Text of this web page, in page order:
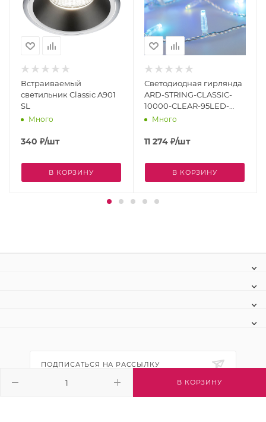
В КОРЗИНУ
Встраиваемый
светильник Classic A901
SL
Много
340 ₽/шт
В КОРЗИНУ
Светодиодная гирлянда
ARD-STRING-CLASSIC-
10000-CLEAR-95LED-
LIVE RGBW-DMX (24V,
031741
Много
11 274 ₽/шт
В КОРЗИНУ
ПОДПИСАТЬСЯ НА РАССЫЛКУ